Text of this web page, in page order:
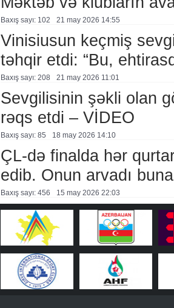
Baxış sayı: 102 21 may 2026 14:55
Vinisiusun keçmiş
təhqir etdi: “Bu,
Baxış sayı: 208 21 may 2026 11:01
Sevgilisinin şəkli olan
rəqs etdi – VİDEO
Baxış sayı: 85 18 may 2026 14:10
ÇL-də finalda hər
edib. Onun arvadı
Baxış sayı: 456 15 may 2026 22:03